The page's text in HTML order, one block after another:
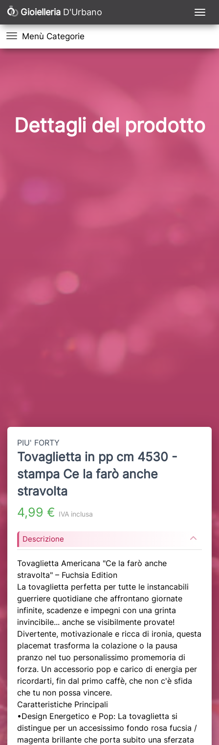
Gioielleria D'Urbano
Menù Categorie
Dettagli del prodotto
PIU' FORTY
Tovaglietta in pp cm 4530 -
stampa Ce la farò anche
stravolta
4,99 € IVA inclusa
Descrizione
Tovaglietta Americana "Ce la farò anche
stravolta" – Fuchsia Edition
La tovaglietta perfetta per tutte le instancabili
guerriere quotidiane che affrontano giornate
infinite, scadenze e impegni con una grinta
invincibile... anche se visibilmente provate!
Divertente, motivazionale e ricca di ironia, questa
placemat trasforma la colazione o la pausa
pranzo nel tuo personalissimo promemoria di
forza. Un accessorio pop e carico di energia per
ricordarti, fin dal primo caffè, che non c'è sfida
che tu non possa vincere.
Caratteristiche Principali
•Design Energetico e Pop: La tovaglietta si
distingue per un accesissimo fondo rosa fucsia /
magenta brillante che porta subito una sferzata